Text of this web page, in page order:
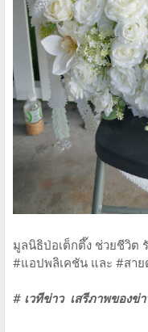
มูลนิธิป่อเต็กตึ๊ง ช่วยชีวิต
#แอปพลิเคชัน และ #สาย
# เวทีข่าว เสรีภาพของข่า